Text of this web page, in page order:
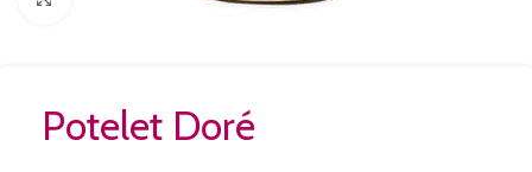
Potelet Doré